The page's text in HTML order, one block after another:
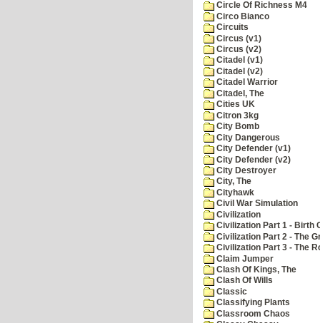
Circle Of Richness M4
Circo Bianco
Circuits
Circus (v1)
Circus (v2)
Citadel (v1)
Citadel (v2)
Citadel Warrior
Citadel, The
Cities UK
Citron 3kg
City Bomb
City Dangerous
City Defender (v1)
City Defender (v2)
City Destroyer
City, The
Cityhawk
Civil War Simulation
Civilization
Civilization Part 1 - Birth
Civilization Part 2 - The
Civilization Part 3 - The
Claim Jumper
Clash Of Kings, The
Clash Of Wills
Classic
Classifying Plants
Classroom Chaos